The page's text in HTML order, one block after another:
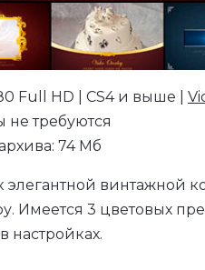
Full HD | CS4 и выше |
не требуются
74 Мб
элегантной винтажной
Имеется 3 цветовых
настройках.